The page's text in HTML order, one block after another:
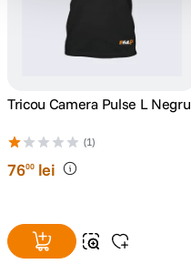
Tricou Camera Pulse L Negru
(1)
7600 lei